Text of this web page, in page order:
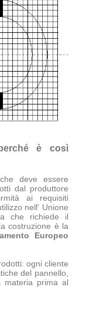
è così
deve essere
dal produttore
ai requisiti
nell' Unione
che richiede il
costruzione è la
Europeo
ogni cliente
del pannello,
materia prima al